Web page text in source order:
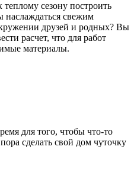
сезону построить
наслаждаться свежим
друзей и родных? Вы
расчет, что для работ
материалы.
для того, чтобы что-то
сделать свой дом чуточку